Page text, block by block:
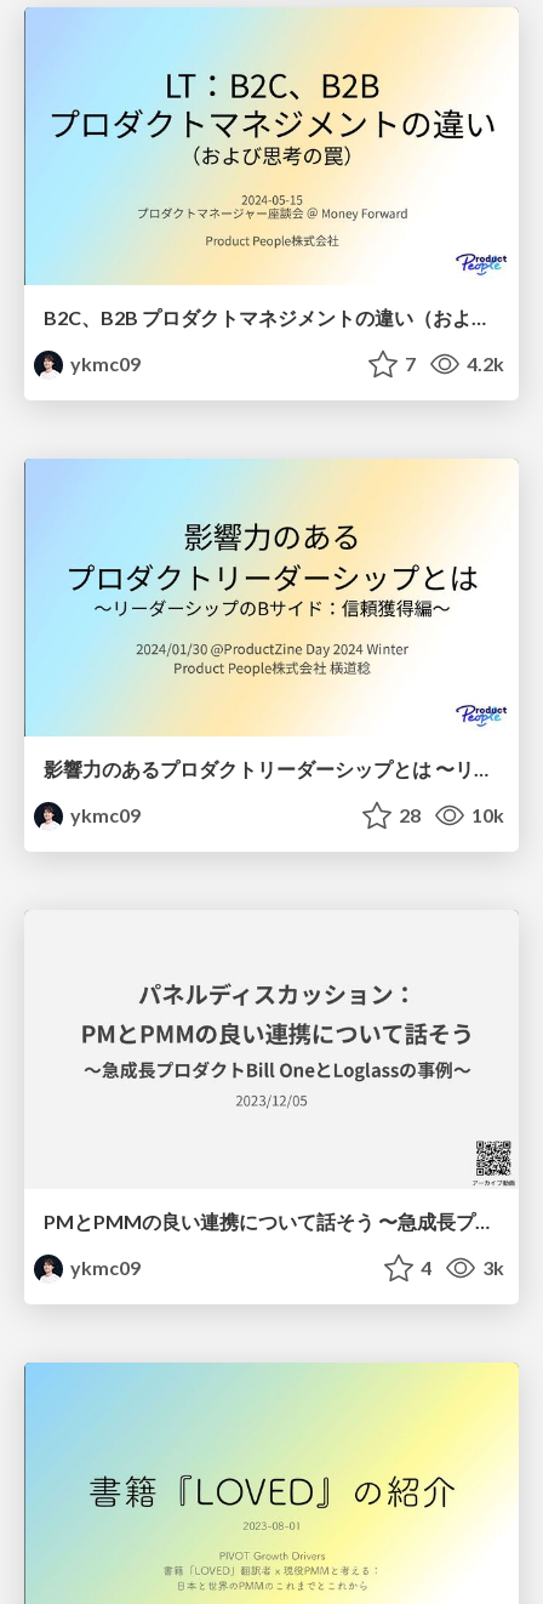
B2C、B2B プロダクトマネジメントの違い（および思考の罠） / B2C, B2B PM and reduction fallacy
ykmc09
7 4.2k
影響力のあるプロダクトリーダーシップとは 〜リーダーシップのBサイド：信頼獲得編〜 / B-side of Product Leadership
ykmc09
28 10k
PMとPMMの良い連携について話そう 〜急成長プロダクトBill OneとLoglassの事例〜 / Partnership between PM and PMM
ykmc09
4 3k